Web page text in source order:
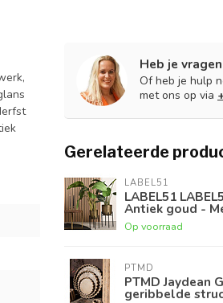
Heb je
Of heb je hulp
met ons op via
Gerelateerde
LABEL51
LABEL51
Antiek goud -
Op voorraad
PTMD
PTMD Jaydean
geribbelde